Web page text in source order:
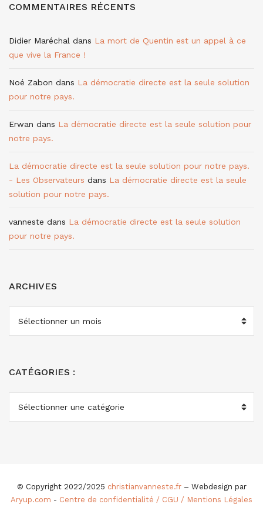
COMMENTAIRES RÉCENTS
Didier Maréchal dans La mort de Quentin est un appel à ce
que vive la France !
Noé Zabon dans La démocratie directe est la seule solution
pour notre pays.
Erwan dans La démocratie directe est la seule solution pour
notre pays.
La démocratie directe est la seule solution pour notre pays.
- Les Observateurs dans La démocratie directe est la seule
solution pour notre pays.
vanneste dans La démocratie directe est la seule solution
pour notre pays.
ARCHIVES
CATÉGORIES :
© Copyright 2022/2025 christianvanneste.fr– Webdesign par
Aryup.com - Centre de confidentialité / CGU / Mentions Légales